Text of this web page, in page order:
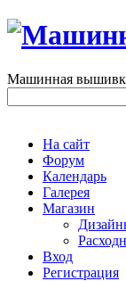
Машинная
На сайт
Форум
Календарь
Галерея
Магазин
Вход
Регистрация